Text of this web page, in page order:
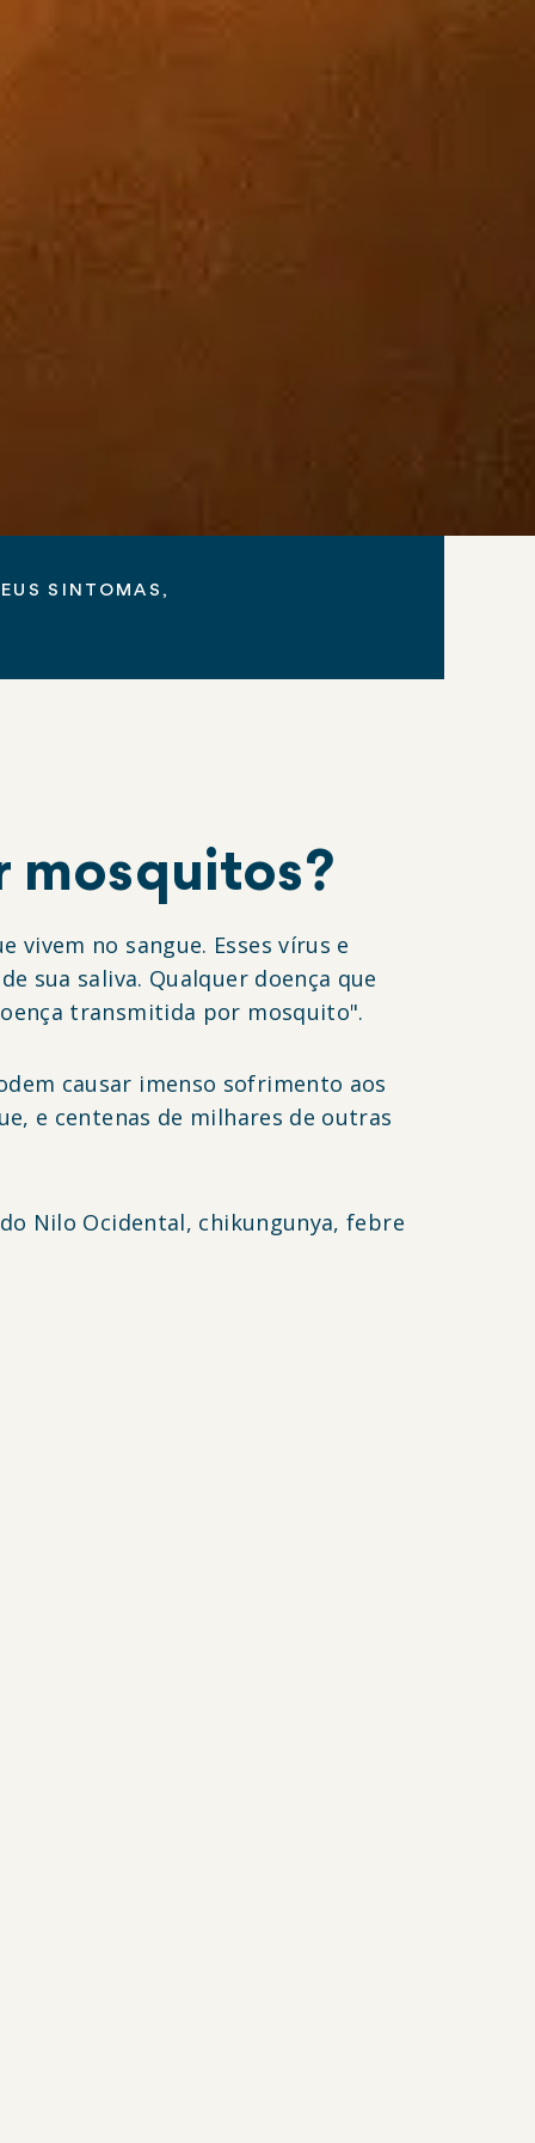
SINTOMAS,
mosquitos?
no sangue. Esses vírus e
sua saliva. Qualquer doença que
transmitida por mosquito".
causar imenso sofrimento aos
e centenas de milhares de outras
Nilo Ocidental, chikungunya, febre